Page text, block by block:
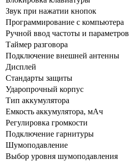
Звук при нажатии кнопок
Программирование с компьютера
Ручной ввод частоты и параметров
Таймер разговора
Подключение внешней антенны
Дисплей
Стандарты защиты
Ударопрочный корпус
Тип аккумулятора
Емкость аккумулятора, мАч
Регулировка громкости
Подключение гарнитуры
Шумоподавление
Выбор уровня шумоподавления